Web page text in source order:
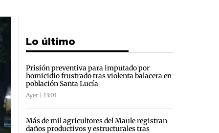
Lo último
Prisión preventiva para imputado por
homicidio frustrado tras violenta balacera en
población Santa Lucía
Ayer | 13:01
Más de mil agricultores del Maule registran
daños productivos y estructurales tras